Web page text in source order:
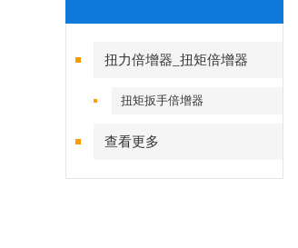
扭力倍增器_扭矩倍增器
扭矩扳手倍增器
查看更多